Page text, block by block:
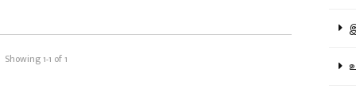
Showing 1-1 of 1